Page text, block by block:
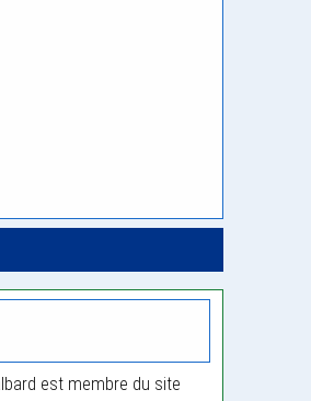
est membre du site